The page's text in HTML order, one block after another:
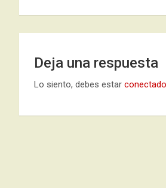
entradas
Deja una respuesta
Lo siento, debes estar conectado